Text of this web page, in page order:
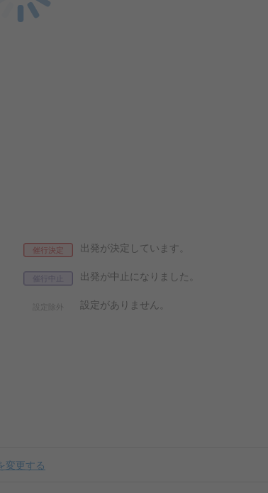
催行決定 出発が決定しています。
出発が中止になりました。
設定除外 設定がありません。
変更する